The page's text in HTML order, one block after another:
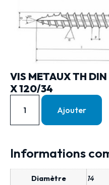
VIS METAUX TH DIN
X 120/34
Ajouter
Informations
Diamètre 14